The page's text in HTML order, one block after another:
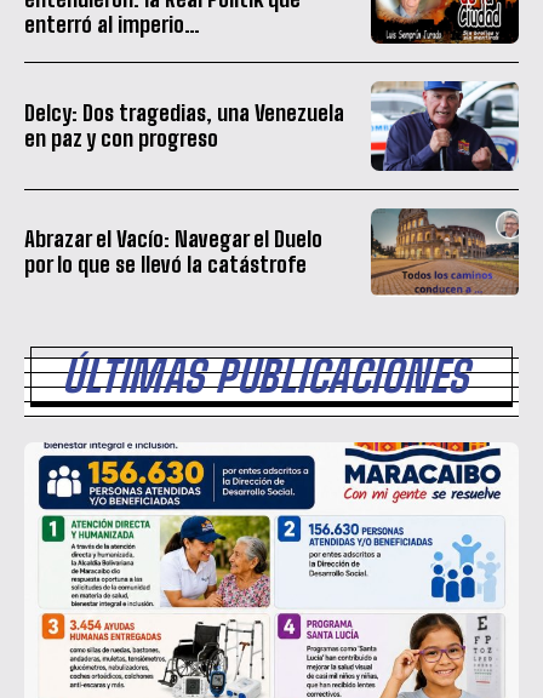
enterró al imperio…
Delcy: Dos tragedias, una Venezuela
en paz y con progreso
Abrazar el Vacío: Navegar el Duelo
por lo que se llevó la catástrofe
ÚLTIMAS PUBLICACIONES